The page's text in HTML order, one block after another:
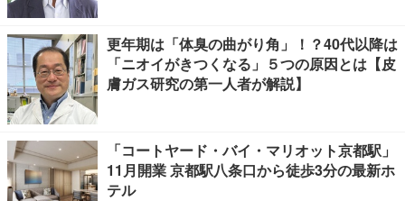
更年期は「体臭の曲がり角」！？40代以降は
「ニオイがきつくなる」５つの原因とは【皮
膚ガス研究の第一人者が解説】
「コートヤード・バイ・マリオット京都駅」
11月開業 京都駅八条口から徒歩3分の最新ホ
テル